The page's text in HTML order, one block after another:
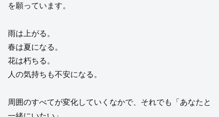
を願っています。
雨は上がる。
春は夏になる。
花は朽ちる。
人の気持ちも不安になる。
周囲のすべてが変化していくなかで、それでも「あなたと